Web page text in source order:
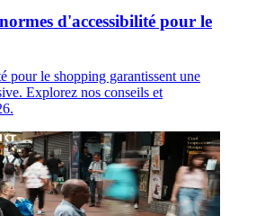
d'accessibilité pour le
pour le shopping garantissent une
Explorez nos conseils et